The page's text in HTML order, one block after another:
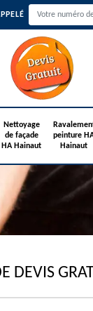
Nettoyage
de façade
HA Hainaut
peinture
Hainaut
DEVIS